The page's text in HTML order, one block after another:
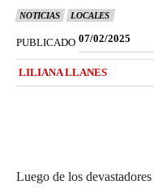
NOTICIAS LOCALES
PUBLICADO 07/02/2025
LILIANA LLANES
Luego de los devastadores